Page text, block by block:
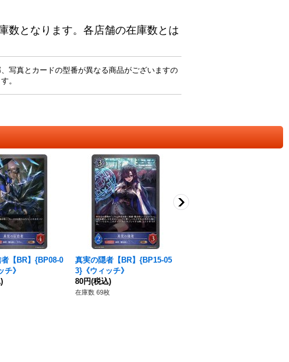
数となります。各店舗の在庫数とは
写真とカードの型番が異なる商品がございますの
。
【BR】{BP08-0
チ》
真実の隠者【BR】{BP15-05
3}《ウィッチ》
80円(税込)
在庫数 69枚